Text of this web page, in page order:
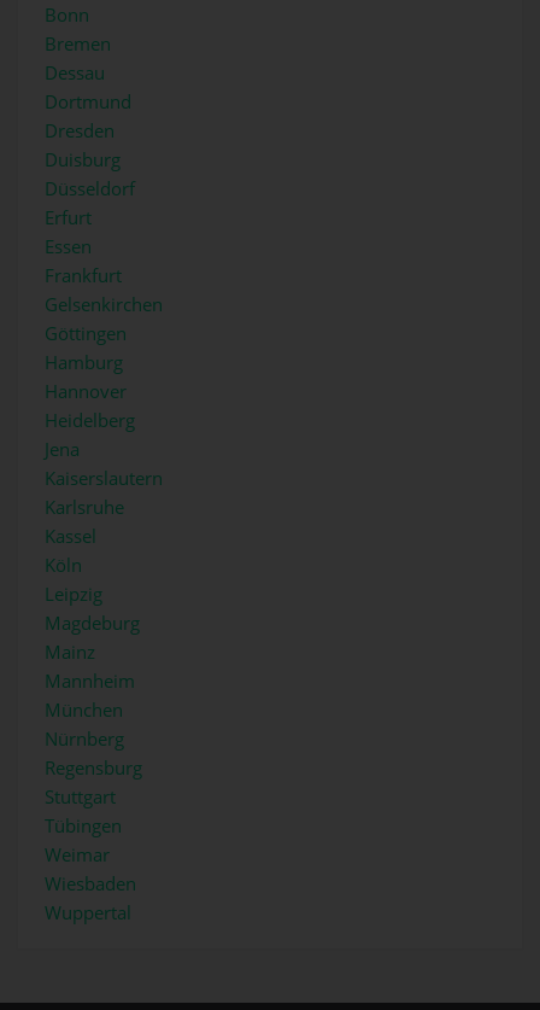
Bonn
Bremen
Dessau
Dortmund
Dresden
Duisburg
Düsseldorf
Erfurt
Essen
Frankfurt
Gelsenkirchen
Göttingen
Hamburg
Hannover
Heidelberg
Jena
Kaiserslautern
Karlsruhe
Kassel
Köln
Leipzig
Magdeburg
Mainz
Mannheim
München
Nürnberg
Regensburg
Stuttgart
Tübingen
Weimar
Wiesbaden
Wuppertal